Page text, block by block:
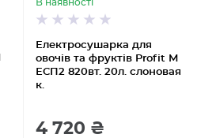
Електросушарка для
овочів та фруктів Profit M
ЕСП2 820вт. 20л. слоновая
к.
В наявності
4 720 ₴